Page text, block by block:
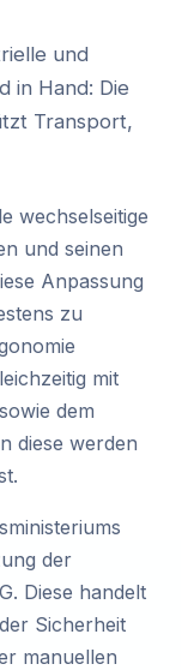
und
in Hand: Die
Transport,
wechselseitige
und seinen
Anpassung
zu
mit
dem
diese werden
der
Diese handelt
Sicherheit
manuellen